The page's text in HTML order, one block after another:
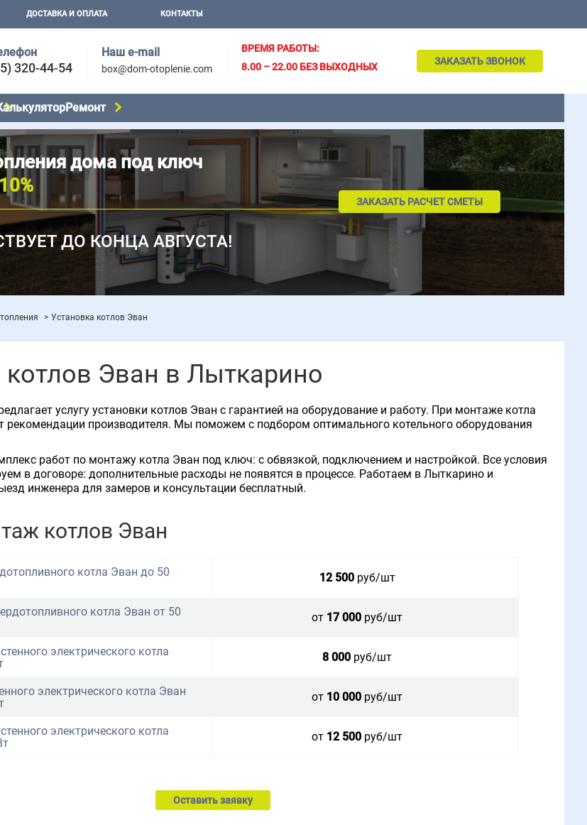
ДОСТАВКА И ОПЛАТА КОНТАКТЫ
320-44-54
Наш e-mail
box@dom-otoplenie.com
ВРЕМЯ РАБОТЫ:
8.00 – 22.00 БЕЗ ВЫХОДНЫХ
ЗАКАЗАТЬ ЗВОНОК
Ремонт
дома под ключ
ДО КОНЦА АВГУСТА!
ЗАКАЗАТЬ РАСЧЕТ СМЕТЫ
Установка котлов Эван
котлов Эван в Лыткарино
услугу установки котлов Эван с гарантией на оборудование и работу. При монтаже котла
рекомендации производителя. Мы поможем с подбором оптимального котельного оборудования
работ по монтажу котла Эван под ключ: с обвязкой, подключением и настройкой. Все условия
в договоре: дополнительные расходы не появятся в процессе. Работаем в Лыткарино и
инженера для замеров и консультации бесплатный.
котлов Эван
котла Эван до 50
12 500руб/шт
котла Эван от 50
от 17 000 руб/шт
электрического котла
8 000 руб/шт
электрического котла Эван
от 10 000 руб/шт
электрического котла
от 12 500 руб/шт
Оставить заявку